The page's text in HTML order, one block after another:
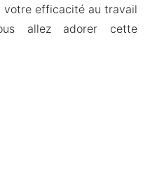
votre efficacité au travail
allez adorer cette